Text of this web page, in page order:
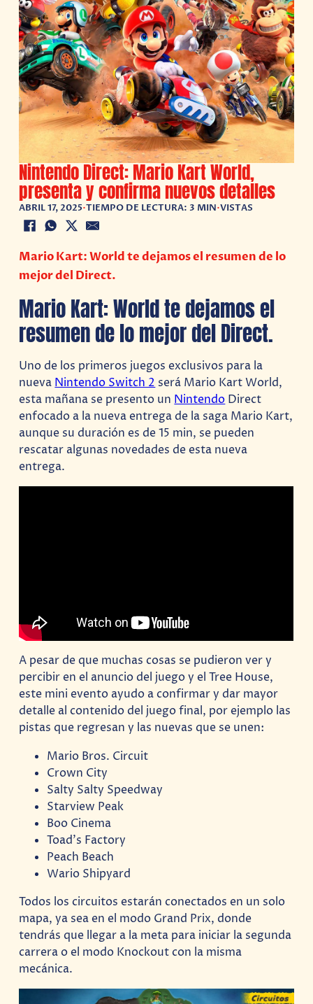
Nintendo Direct: Mario Kart World,
presenta y confirma nuevos detalles
ABRIL 17, 2025•TIEMPO DE LECTURA: 3 MIN•VISTAS
Mario Kart: World te dejamos el resumen de lo
mejor del Direct.
Mario Kart: World te dejamos el
resumen de lo mejor del Direct.
Uno de los primeros juegos exclusivos para la
nueva Nintendo Switch 2 será Mario Kart World,
esta mañana se presento un Nintendo Direct
enfocado a la nueva entrega de la saga Mario Kart,
aunque su duración es de 15 min, se pueden
rescatar algunas novedades de esta nueva
entrega.
A pesar de que muchas cosas se pudieron ver y
percibir en el anuncio del juego y el Tree House,
este mini evento ayudo a confirmar y dar mayor
detalle al contenido del juego final, por ejemplo las
pistas que regresan y las nuevas que se unen:
Mario Bros. Circuit
Crown City
Salty Salty Speedway
Starview Peak
Boo Cinema
Toad’s Factory
Peach Beach
Wario Shipyard
Todos los circuitos estarán conectados en un solo
mapa, ya sea en el modo Grand Prix, donde
tendrás que llegar a la meta para iniciar la segunda
carrera o el modo Knockout con la misma
mecánica.